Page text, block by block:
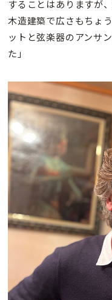
することはありますが
木造建築で広さもちょ
ットと弦楽器のアンサ
た」